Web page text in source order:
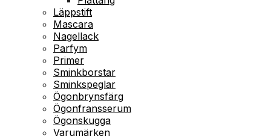
Läppstift
Mascara
Nagellack
Parfym
Primer
Sminkborstar
Sminkspeglar
Ögonbrynsfärg
Ögonfransserum
Ögonskugga
Varumärken